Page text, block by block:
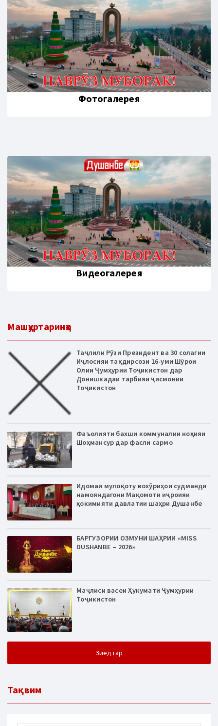
Фотогалерея
Видеогалерея
Машҳуртаринҳо
Таҷлили Рӯзи Президент ва 30 солагии
Иҷлосияи тақдирсози 16-уми Шӯрои
Олии Ҷумҳурии Тоҷикистон дар
Донишкадаи тарбияи ҷисмонии
Тоҷикистон
Фаъолияти бахши коммуналии ноҳияи
Шоҳмансур дар фасли сармо
Идомаи мулоқоту вохӯриҳои судманди
намояндагони Мақомоти иҷроияи
ҳокимияти давлатии шаҳри Душанбе
БАРГУЗОРИИ ОЗМУНИ ШАҲРИИ «MISS
DUSHANBE – 2026»
Маҷлиси васеи Ҳукумати Ҷумҳурии
Тоҷикистон
Зиёдтар
Тақвим